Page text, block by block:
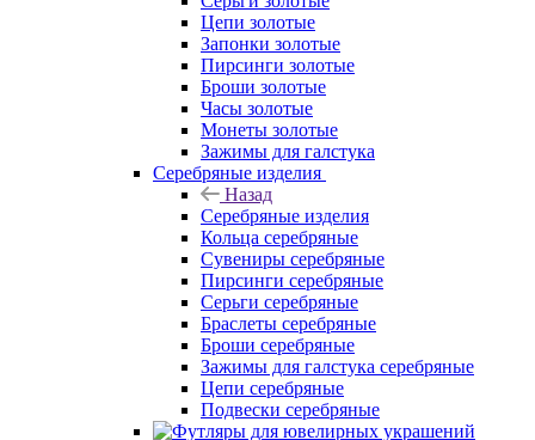
Цепи золотые
Запонки золотые
Пирсинги золотые
Броши золотые
Часы золотые
Монеты золотые
Зажимы для галстука
Серебряные изделия
Назад
Серебряные изделия
Кольца серебряные
Сувениры серебряные
Пирсинги серебряные
Серьги серебряные
Браслеты серебряные
Броши серебряные
Зажимы для галстука серебряные
Цепи серебряные
Подвески серебряные